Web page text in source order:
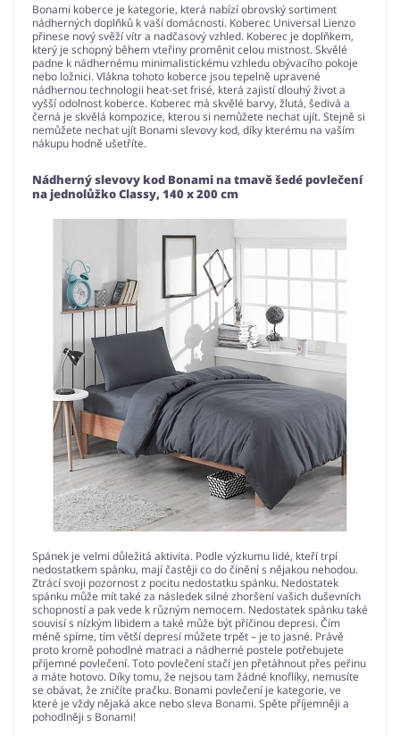
Bonami koberce je kategorie, která nabízí obrovský sortiment
nádherných doplňků k vaší domácnosti. Koberec Universal Lienzo
přinese nový svěží vítr a nadčasový vzhled. Koberec je doplňkem,
který je schopný během vteřiny proměnit celou mistnost. Skvělé
padne k nádhernému minimalistickému vzhledu obývacího pokoje
nebo ložnici. Vlákna tohoto koberce jsou tepelně upravené
nádhernou technologii heat-set frisé, která zajistí dlouhý život a
vyšší odolnost koberce. Koberec má skvělé barvy, žlutá, šedivá a
černá je skvělá kompozice, kterou si nemůžete nechat ujít. Stejně si
nemůžete nechat ujít Bonami slevovy kod, díky kterému na vaším
nákupu hodně ušetříte.
Nádherný slevovy kod Bonami na tmavě šedé povlečení
na jednolůžko Classy, 140 x 200 cm
Spánek je velmi důležitá aktivita. Podle výzkumu lidé, kteří trpí
nedostatkem spánku, mají častěji co do činění s nějakou nehodou.
Ztrácí svoji pozornost z pocitu nedostatku spánku. Nedostatek
spánku může mít také za následek silné zhoršení vašich duševních
schopností a pak vede k různým nemocem. Nedostatek spánku také
souvisí s nízkým libidem a také může být příčinou depresi. Čím
méně spíme, tím větší depresí můžete trpět – je to jasné. Právě
proto kromě pohodlné matraci a nádherné postele potřebujete
příjemné povlečení. Toto povlečení stačí jen přetáhnout přes peřinu
a máte hotovo. Díky tomu, že nejsou tam žádné knoflíky, nemusíte
se obávat, že zničíte pračku. Bonami povlečení je kategorie, ve
které je vždy nějaká akce nebo sleva Bonami. Spěte příjemněji a
pohodlněji s Bonami!